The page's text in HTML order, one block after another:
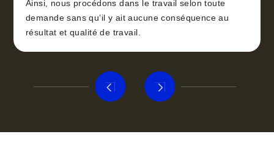
Ainsi, nous procédons dans le travail selon toute
demande sans qu’il y ait aucune conséquence au
résultat et qualité de travail.